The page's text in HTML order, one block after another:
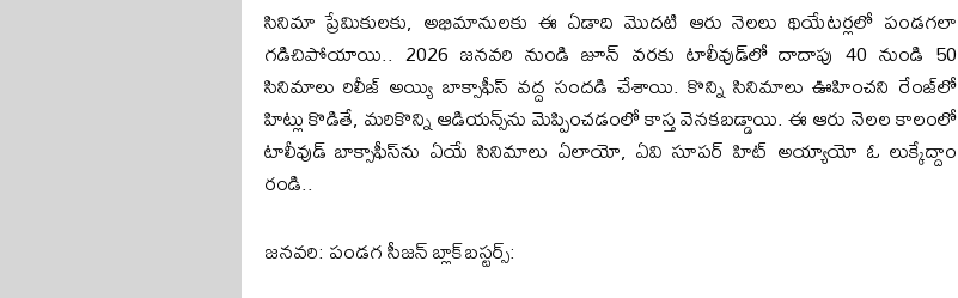
సినిమా ప్రేమికులకు, అభిమానులకు ఈ ఏడాది మొదటి ఆరు నెలలు థియేటర్లలో పండగలా
గడిచిపోయాయి.. 2026 జనవరి నుండి జూన్ వరకు టాలీవుడ్‌లో దాదాపు 40 నుండి 50
సినిమాలు రిలీజ్ అయ్యి బాక్సాఫీస్ వద్ద సందడి చేశాయి. కొన్ని సినిమాలు ఊహించని రేంజ్‌లో
హిట్లు కొడితే, మరికొన్ని ఆడియన్స్‌ను మెప్పించడంలో కాస్త వెనకబడ్డాయి. ఈ ఆరు నెలల కాలంలో
టాలీవుడ్ బాక్సాఫీస్‌ను ఏయే సినిమాలు ఏలాయో, ఏవి సూపర్ హిట్ అయ్యాయో ఓ లుక్కేద్దాం
రండి..
జనవరి: పండగ సీజన్ బ్లాక్‌బస్టర్స్: